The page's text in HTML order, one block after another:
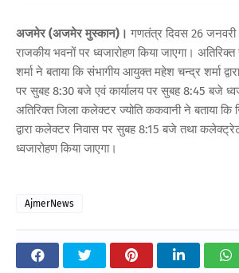
अजमेर (अजमेर मुस्कान)। गणतंत्र दिवस 26
राजकीय भवनों पर ध्वजारोहण किया जाएगा।
शर्मा ने बताया कि संभागीय आयुक्त महेश चन्द्र शर्मा
पर सुबह 8:30 बजे एवं कार्यालय पर सुबह 8:45 बजे
अतिरिक्त जिला कलेक्टर ज्योति ककवानी ने बताया
द्वारा कलेक्टर निवास पर सुबह 8:15 बजे तथा
ध्वजारोहण किया जाएगा।
AjmerNews